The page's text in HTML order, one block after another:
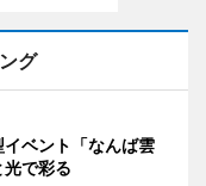
グ
ベント「なんば雲
で彩る